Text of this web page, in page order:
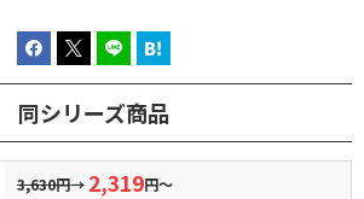
同シリーズ商品
3,630円→ 2,319円～